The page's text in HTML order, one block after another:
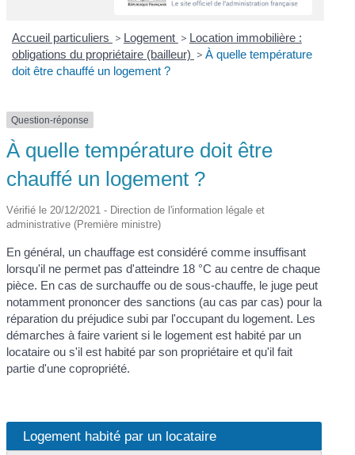
Accueil particuliers > Logement > Location immobilière :
obligations du propriétaire (bailleur) > À quelle température
doit être chauffé un logement ?
Question-réponse
À quelle température doit être
chauffé un logement ?
Vérifié le 20/12/2021 - Direction de l'information légale et
administrative (Première ministre)
En général, un chauffage est considéré comme insuffisant
lorsqu'il ne permet pas d'atteindre 18 °C au centre de chaque
pièce. En cas de surchauffe ou de sous-chauffe, le juge peut
notamment prononcer des sanctions (au cas par cas) pour la
réparation du préjudice subi par l'occupant du logement. Les
démarches à faire varient si le logement est habité par un
locataire ou s'il est habité par son propriétaire et qu'il fait
partie d'une copropriété.
Logement habité par un locataire